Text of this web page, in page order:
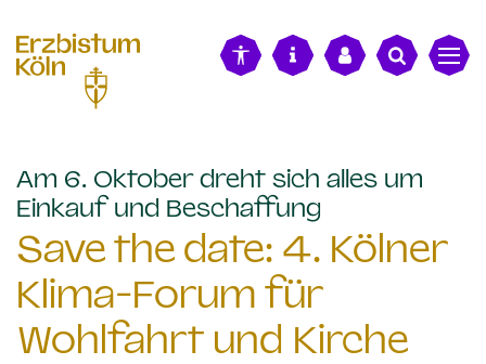
Am 6. Oktober dreht sich alles um
Einkauf und Beschaffung
Save the date: 4. Kölner
Klima-Forum für
Wohlfahrt und Kirche